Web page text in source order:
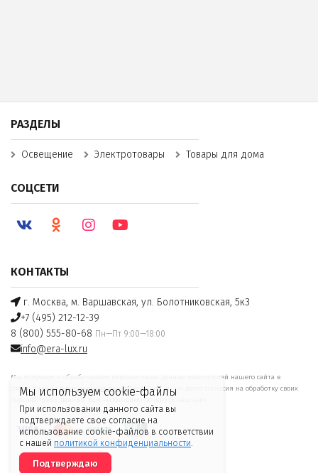
Мы используем cookie-файлы
При использовании данного сайта вы
подтверждаете свое согласие на
использование cookie-файлов в соответствии
с нашей политикой конфиденциальности.
Подтверждаю
КОНТАКТЫ
г. Москва, м. Варшавская, ул. Болотниковская, 5к3
+7 (495) 212-12-39
8 (800) 555-80-68 Пн—Пт 9:00—18:00
info@era-lux.ru
Мы получаем и обрабатываем персональные данные посетителей нашего сайта в
соответствии софициальной политикой. Если вы не даете согласия на обработку своих
персональных данных, Вам необходимо покинуть наш сайт.
РАЗДЕЛЫ
Освещение Электротовары Товары для дома
СОЦСЕТИ